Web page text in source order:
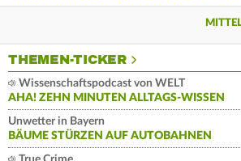
THEMEN-TICKER
Wissenschaftspodcast von WELT
AHA! ZEHN MINUTEN ALLTAGS-WISSEN
Unwetter in Bayern
BÄUME STÜRZEN AUF AUTOBAHNEN